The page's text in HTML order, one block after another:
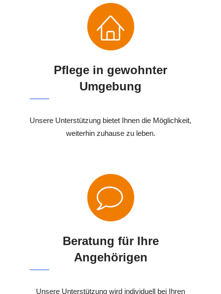
Pflege in gewohnter
Umgebung
Unsere Unterstützung bietet Ihnen die Möglichkeit,
weiterhin zuhause zu leben.
Beratung für Ihre
Angehörigen
Unsere Unterstützung wird individuell bei Ihren